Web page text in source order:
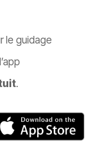
le guidage
.